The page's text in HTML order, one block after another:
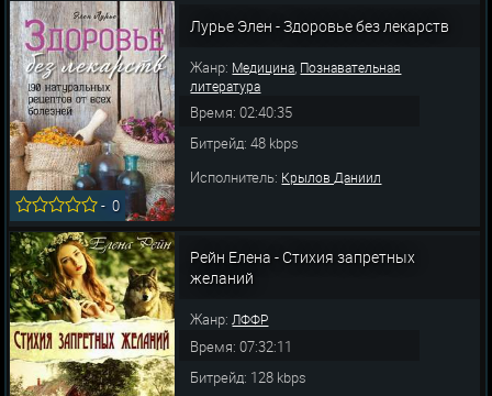
-0
Лурье Элен - Здоровье без лекарств
Жанр: Медицина, Познавательная
литература
Время: 02:40:35
Битрейд: 48 kbps
Исполнитель: Крылов Даниил
Рейн Елена - Стихия запретных
желаний
Жанр: ЛФФР
Время: 07:32:11
Битрейд: 128 kbps